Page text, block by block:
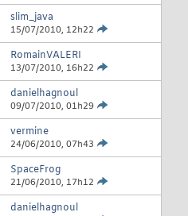
slim_java
15/07/2010, 12h22
RomainVALERI
13/07/2010, 16h22
danielhagnoul
09/07/2010, 01h29
vermine
24/06/2010, 07h43
SpaceFrog
21/06/2010, 17h12
danielhagnoul